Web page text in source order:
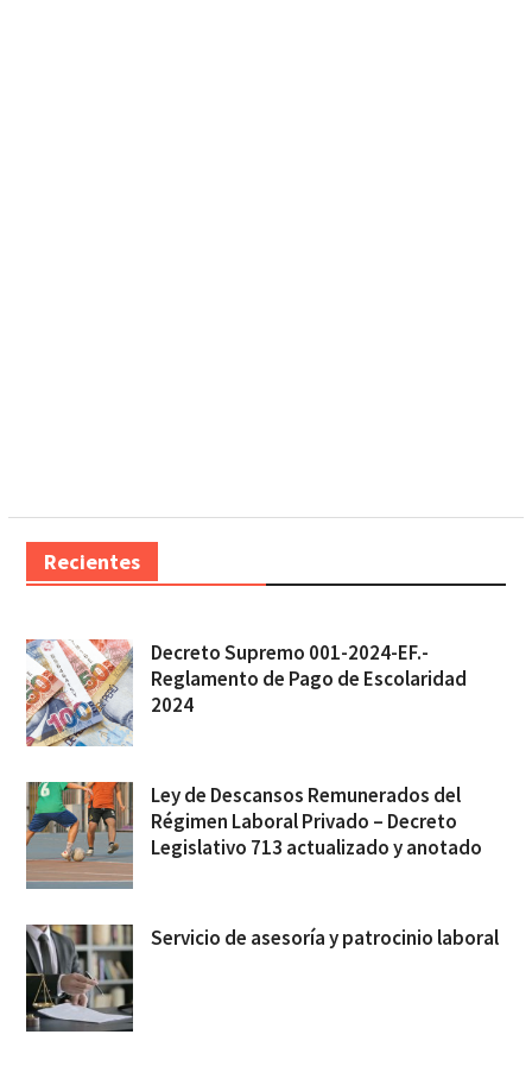
Recientes
Decreto Supremo 001-2024-EF.-
Reglamento de Pago de Escolaridad
2024
Ley de Descansos Remunerados del
Régimen Laboral Privado – Decreto
Legislativo 713 actualizado y anotado
Servicio de asesoría y patrocinio laboral